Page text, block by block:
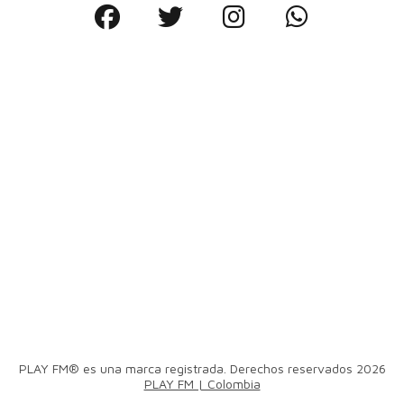
PLAY FM® es una marca registrada. Derechos reservados 2026
PLAY FM | Colombia